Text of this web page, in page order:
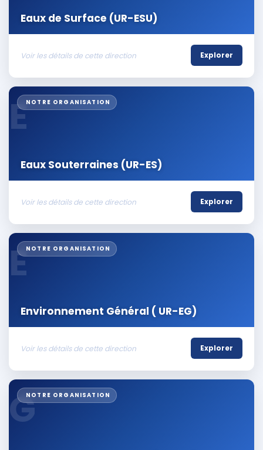
Eaux de Surface (UR-ESU)
Voir les détails de cette direction Explorer
ENOTRE ORGANISATION
Eaux Souterraines (UR-ES)
Voir les détails de cette direction Explorer
ENOTRE ORGANISATION
Environnement Général ( UR-EG)
Voir les détails de cette direction Explorer
GNOTRE ORGANISATION